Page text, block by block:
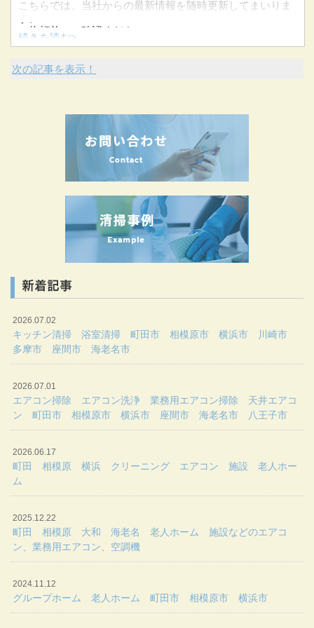
こちらでは、当社からの最新情報を随時更新してまいりま
ご依頼前にご確認ください。
続きを読む>
次の記事を表示！
新着記事
2026.07.02
キッチン清掃 浴室清掃 町田市 相模原市 横浜市 川崎市
多摩市 座間市 海老名市
2026.07.01
エアコン掃除 エアコン洗浄 業務用エアコン掃除 天井エアコ
ン 町田市 相模原市 横浜市 座間市 海老名市 八王子市
2026.06.17
町田 相模原 横浜 クリーニング エアコン 施設 老人ホー
ム
2025.12.22
町田 相模原 大和 海老名 老人ホーム 施設などのエアコ
ン、業務用エアコン、空調機
2024.11.12
グループホーム 老人ホーム 町田市 相模原市 横浜市